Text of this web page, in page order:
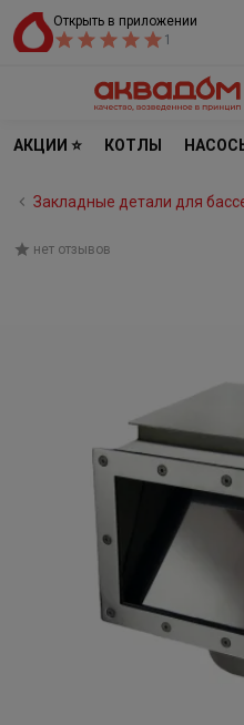
Открыть в приложении
1
АКЦИИ ⭐ КОТЛЫ
Закладные детали для
нет отзывов